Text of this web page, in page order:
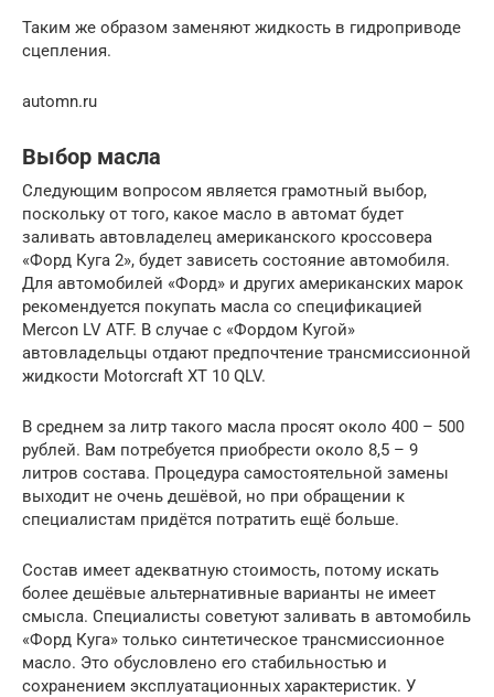
Таким же образом заменяют жидкость в гидроприводе
сцепления.
automn.ru
Выбор масла
Следующим вопросом является грамотный выбор,
поскольку от того, какое масло в автомат будет
заливать автовладелец американского кроссовера
«Форд Куга 2», будет зависеть состояние автомобиля.
Для автомобилей «Форд» и других американских марок
рекомендуется покупать масла со спецификацией
Mercon LV ATF. В случае с «Фордом Кугой»
автовладельцы отдают предпочтение трансмиссионной
жидкости Motorcraft XT 10 QLV.
В среднем за литр такого масла просят около 400 – 500
рублей. Вам потребуется приобрести около 8,5 – 9
литров состава. Процедура самостоятельной замены
выходит не очень дешёвой, но при обращении к
специалистам придётся потратить ещё больше.
Состав имеет адекватную стоимость, потому искать
более дешёвые альтернативные варианты не имеет
смысла. Специалисты советуют заливать в автомобиль
«Форд Куга» только синтетическое трансмиссионное
масло. Это обусловлено его стабильностью и
сохранением эксплуатационных характеристик. У